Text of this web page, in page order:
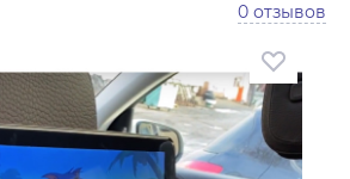
0 отзывов